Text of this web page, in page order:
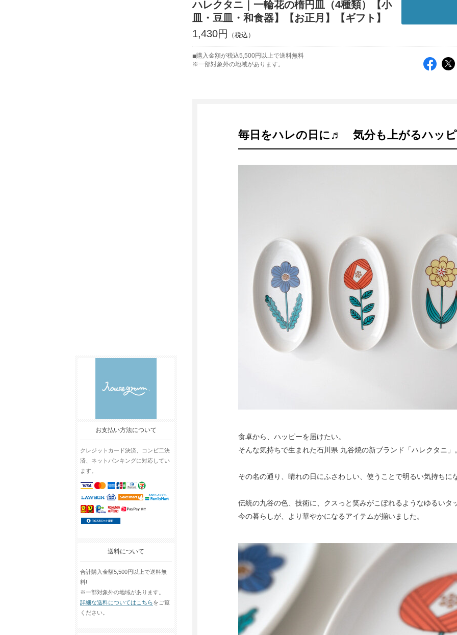
お支払い方法について
クレジットカード決済、コンビ二決
済、ネットバンキングに対応してい
ます。
送料について
合計購入金額5,500円以上で送料無
料!
※一部対象外の地域があります。
詳細な送料についてはこちらをご覧
ください。
ハレクタニ｜一輪花の楕円皿（4種類）【小
皿・豆皿・和食器】【お正月】【ギフト】
1,430円
購入金額が税込5,500円以上で送料無料
※一部対象外の地域があります。
毎日をハレの日に♬ 気分も上がるハッ
食卓から、ハッピーを届けたい。
そんな気持ちで生まれた石川県 九谷焼の新ブランド「ハレクタニ」
その名の通り、晴れの日にふさわしい、使うことで明るい気持ちに
伝統の九谷の色、技術に、クスっと笑みがこぼれるようなゆるい
今の暮らしが、より華やかになるアイテムが揃いました。